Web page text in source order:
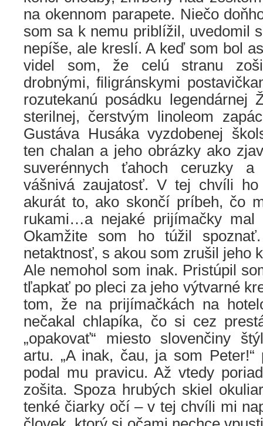
na okennom parapete. Niečo
som sa k nemu priblížil, uvedomil
nepíše, ale kreslí. A keď som bol
videl som, že celú stranu
drobnými, filigránskymi
rozutekanú posádku legendárnej
sterilnej, čerstvým linoleom
Gustáva Husáka vyzdobenej
ten chalan a jeho obrázky ako
suverénnych ťahoch ceruzky
vášnivá zaujatosť. V tej chvíli ho
akurát to, ako skončí príbeh, čo
rukami…a nejaké prijímačky
Okamžite som ho túžil
netaktnosť, s akou som zrušil jeho
Ale nemohol som inak. Pristúpil
tľapkať po pleci za jeho výtvarné
tom, že na prijímačkách na
nečakal chlapíka, čo si cez
„opakovať“ miesto slovenčiny
artu. „A inak, čau, ja som
podal mu pravicu. Až vtedy
zošita. Spoza hrubých skiel
tenké čiarky očí – v tej chvíli mi